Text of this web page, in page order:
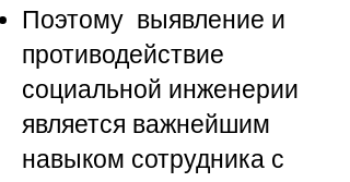
Поэтому выявление и
противодействие
социальной инженерии
является важнейшим
навыком сотрудника с